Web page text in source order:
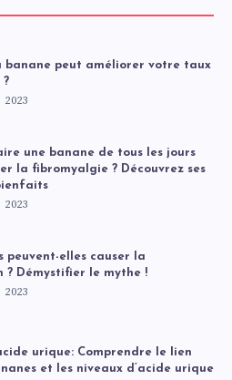
banane peut améliorer votre taux
une banane de tous les jours
la fibromyalgie ? Découvrez ses
peuvent-elles causer la
? Démystifier le mythe !
urique: Comprendre le lien
et les niveaux d’acide urique